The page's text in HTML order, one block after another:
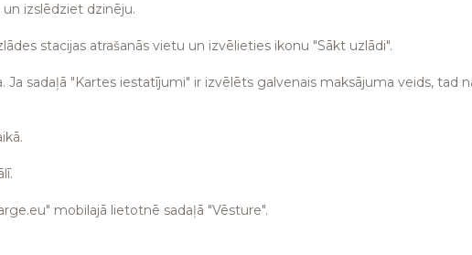
izslēdziet dzinēju.
stacijas atrašanās vietu un izvēlieties ikonu "Sākt uzlādi".
sadaļā "Kartes iestatījumi" ir izvēlēts galvenais maksājuma veids, tad
mobilajā lietotnē sadaļā "Vēsture".